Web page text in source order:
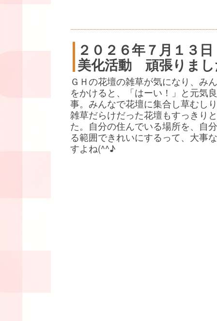
２０２６年７月１３日
美化活動 頑張りま
ＧＨの花壇の雑草が気になり、み
をかけると、「はーい！」と元気
事。みんなで花壇に集合し草むし
雑草だらけだった花壇もすっきり
た。自分の住んでいる場所を、自
る範囲できれいにするって、大事
すよね(^^♪